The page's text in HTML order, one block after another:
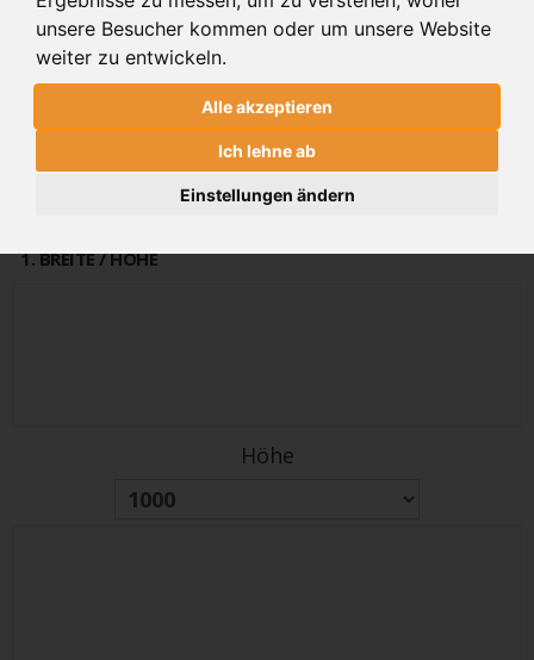
unsere Besucher kommen oder um unsere Website
weiter zu entwickeln.
Alle akzeptieren
Ich lehne ab
Einstellungen ändern
STYLE SYSTEM
alter Preis PREIS
(inkl 19% MwSt.) 864€
1. BREITE / HÖHE
Höhe